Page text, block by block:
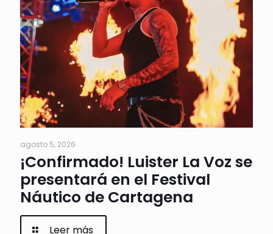
agosto 5, 2026
¡Confirmado! Luister La Voz se
presentará en el Festival
Náutico de Cartagena
Leer más